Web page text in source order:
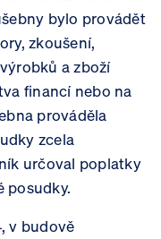
bylo provádět
zkoušení,
a zboží
financí nebo na
prováděla
zcela
určoval poplatky
posudky.
v budově